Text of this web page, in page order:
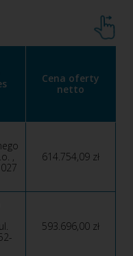
Cena oferty
netto
,
614.754,09 zł
593.696,00 zł